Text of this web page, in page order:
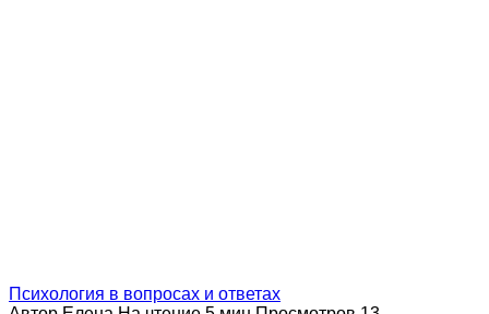
Психология в вопросах и ответах